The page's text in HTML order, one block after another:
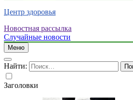
Центр здоровья
Новостная рассылка
Случайные новости
Меню
Найти:
Заголовки